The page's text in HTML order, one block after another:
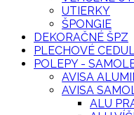
UTIERKY
ŠPONGIE
DEKORAČNÉ ŠPZ
PLECHOVÉ
POLEPY -
AVISA
AVISA
ALU